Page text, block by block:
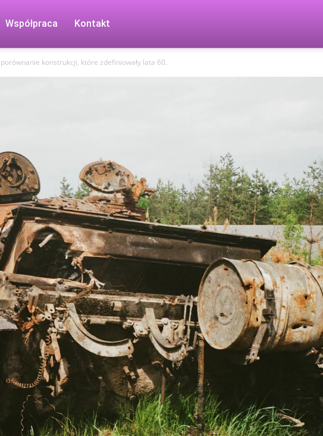
Współpraca Kontakt
konstrukcji, które zdefiniowały lata 60.